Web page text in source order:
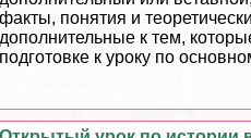
факты, понятия и
дополнительные к тем,
подготовке к уроку по